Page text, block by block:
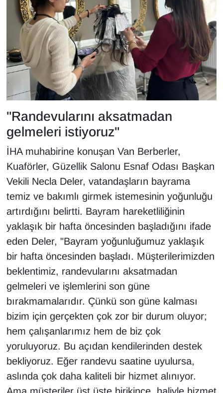
"Randevularını aksatmadan
gelmeleri istiyoruz"
İHA muhabirine konuşan Van Berberler,
Kuaförler, Güzellik Salonu Esnaf Odası Başkan
Vekili Necla Deler, vatandaşların bayrama
temiz ve bakımlı girmek istemesinin yoğunluğu
artırdığını belirtti. Bayram hareketliliğinin
yaklaşık bir hafta öncesinden başladığını ifade
eden Deler, "Bayram yoğunluğumuz yaklaşık
bir hafta öncesinden başladı. Müşterilerimizden
beklentimiz, randevularını aksatmadan
gelmeleri ve işlemlerini son güne
bırakmamalarıdır. Çünkü son güne kalması
bizim için gerçekten çok zor bir durum oluyor;
hem çalışanlarımız hem de biz çok
yoruluyoruz. Bu açıdan kendilerinden destek
bekliyoruz. Eğer randevu saatine uyulursa,
aslında çok daha kaliteli bir hizmet alınıyor.
SPOR
TEBRİK
TEKNOLOJİ
Turizm
Vasıta
YAŞAM
YEREL